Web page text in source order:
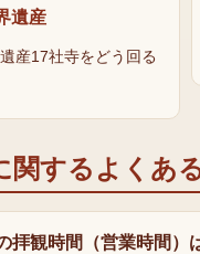
遺産
産17社寺をどう回る
関するよくあ
拝観時間（営業時間）